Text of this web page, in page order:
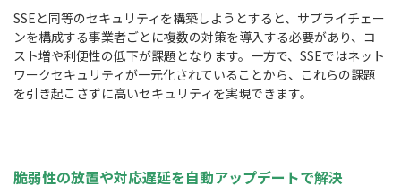
SSEと同等のセキュリティを構築しようとすると、サプライチェー
ンを構成する事業者ごとに複数の対策を導入する必要があり、コ
スト増や利便性の低下が課題となります。一方で、SSEではネット
ワークセキュリティが一元化されていることから、これらの課題
を引き起こさずに高いセキュリティを実現できます。
脆弱性の放置や対応遅延を自動アップデートで解決